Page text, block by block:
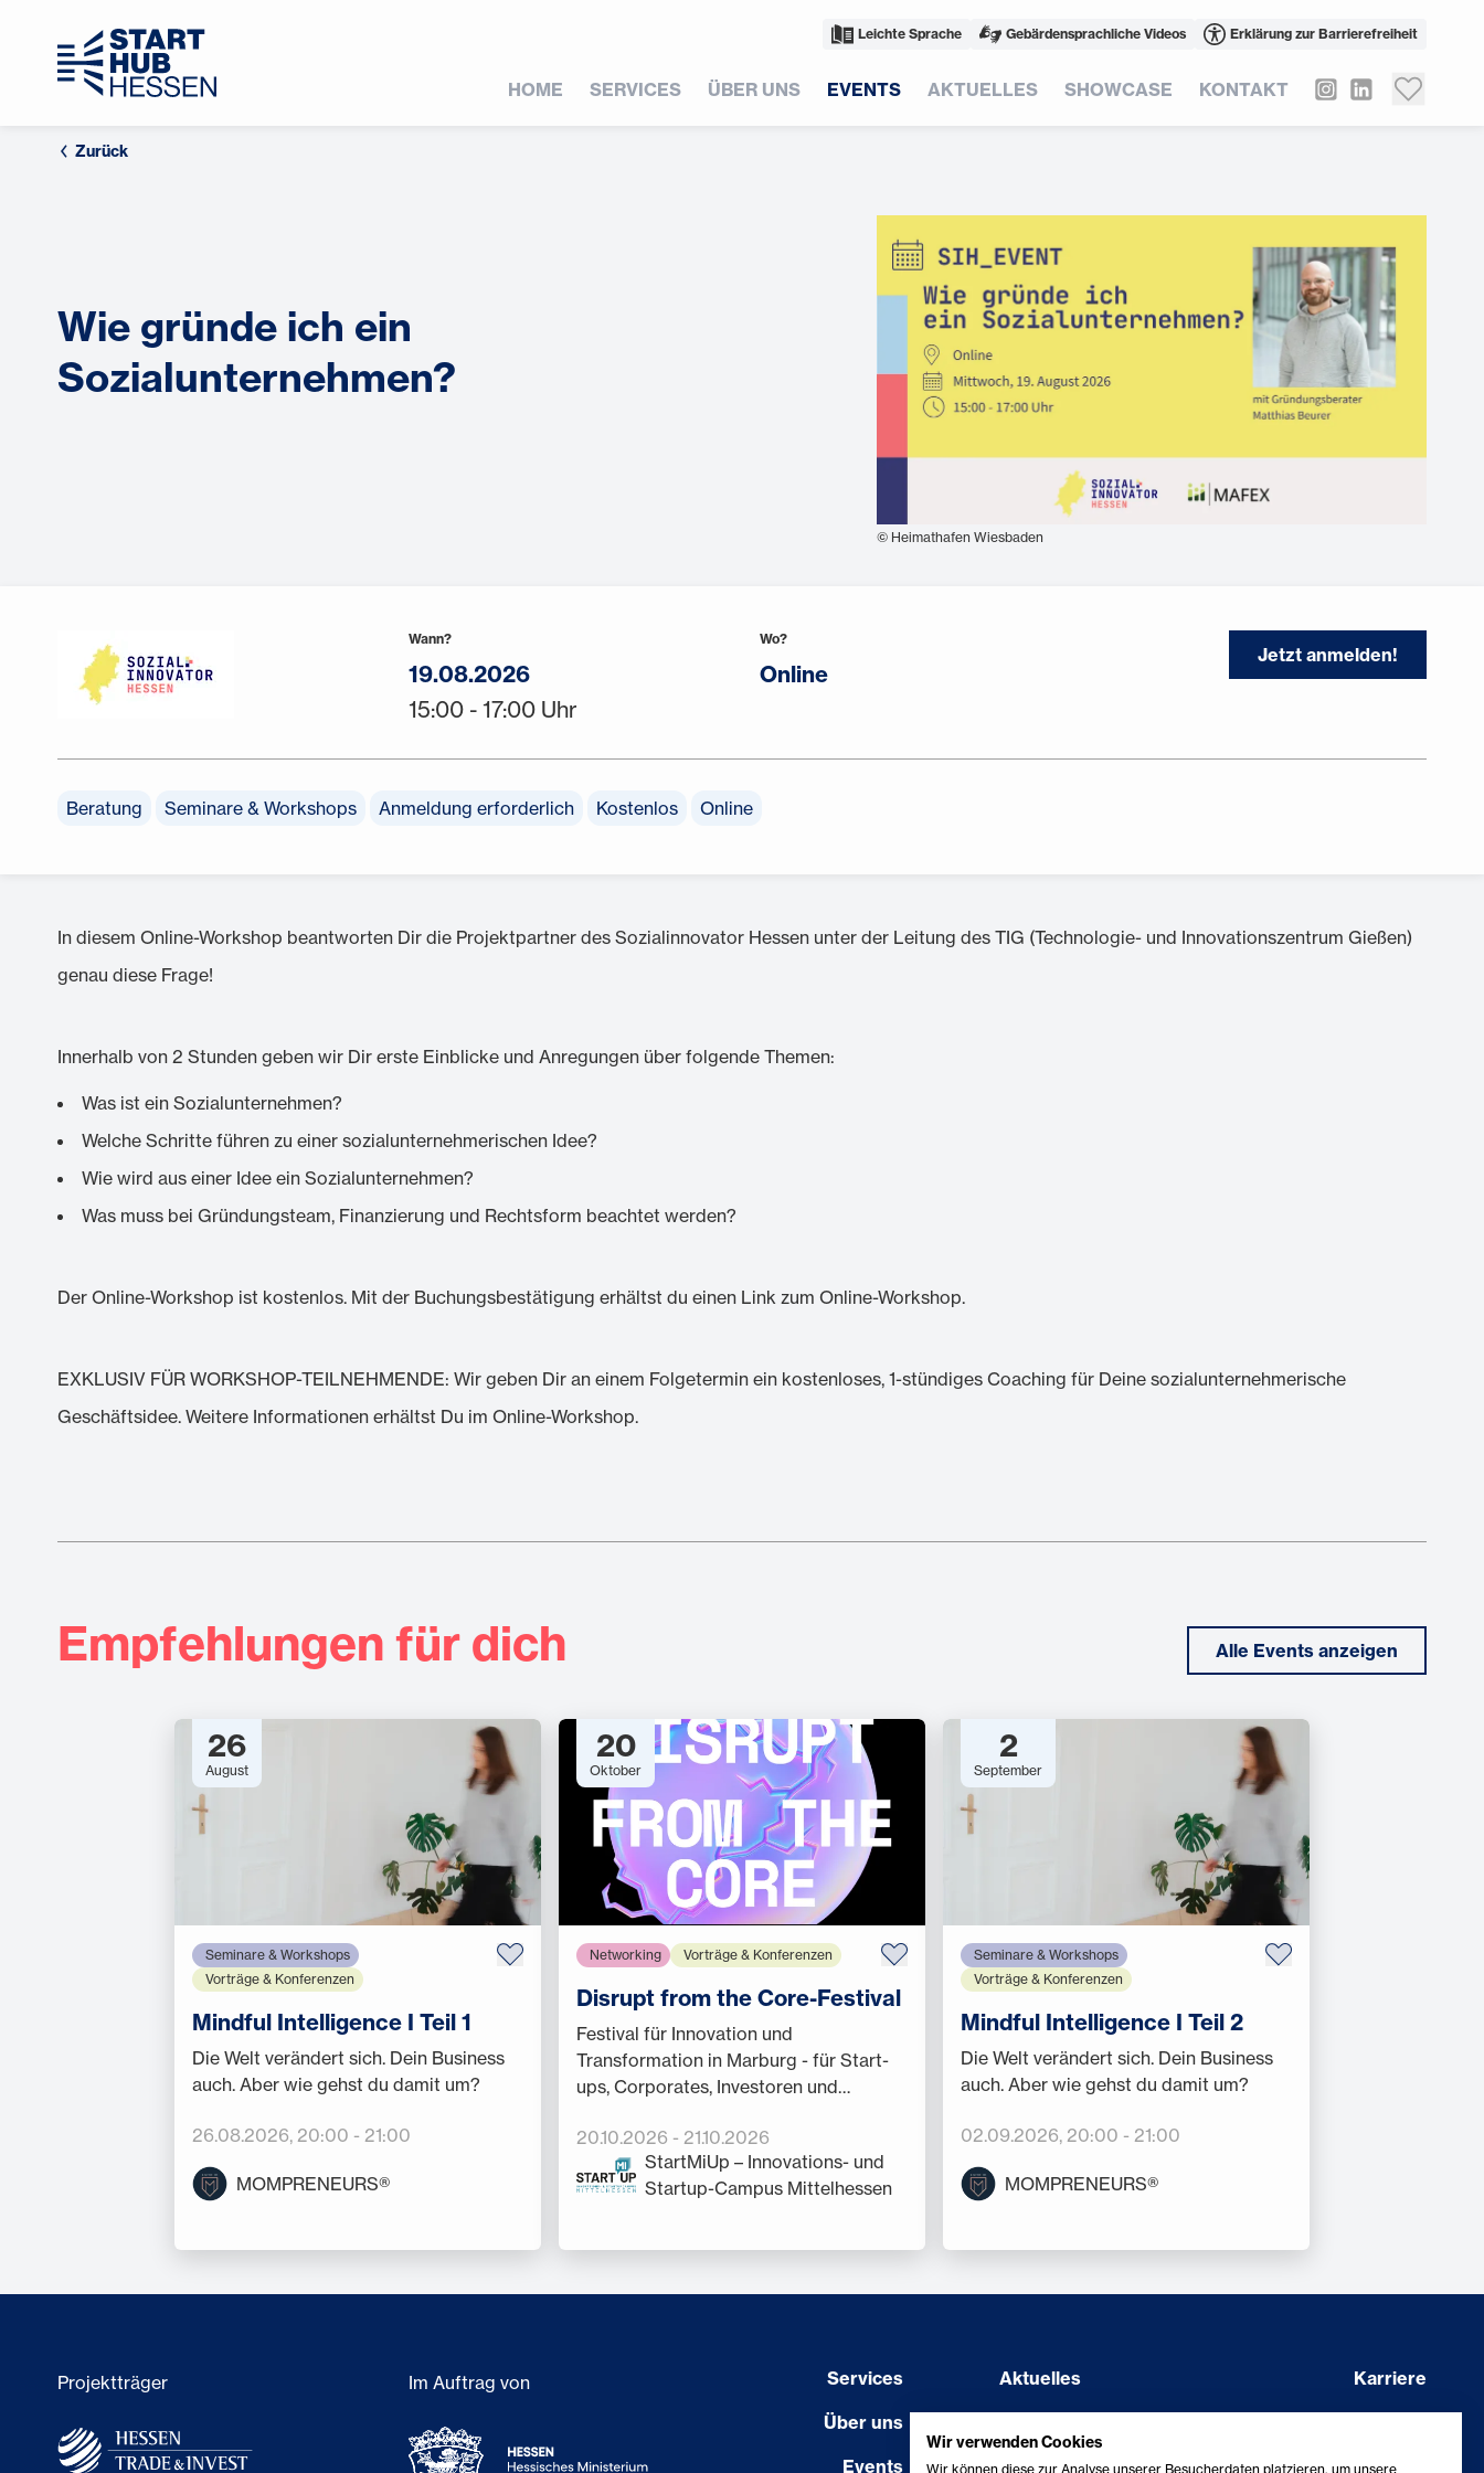
Leichte Sprache Gebärdensprachliche Videos Erklärung zur Barrierefreiheit
HOME SERVICES ÜBER UNS EVENTS AKTUELLES SHOWCASE KONTAKT
Zurück
Wie gründe ich ein
Sozialunternehmen?
© Heimathafen Wiesbaden
Wann?
19.08.2026
15:00 - 17:00 Uhr
Wo?
Online
Jetzt anmelden!
Beratung Seminare & Workshops Anmeldung erforderlich Kostenlos Online
In diesem Online-Workshop beantworten Dir die Projektpartner des Sozialinnovator Hessen unter der Leitung des TIG (Technologie- und Innovationszentrum Gießen)
genau diese Frage!
Innerhalb von 2 Stunden geben wir Dir erste Einblicke und Anregungen über folgende Themen:
Was ist ein Sozialunternehmen?
Welche Schritte führen zu einer sozialunternehmerischen Idee?
Wie wird aus einer Idee ein Sozialunternehmen?
Was muss bei Gründungsteam, Finanzierung und Rechtsform beachtet werden?
Der Online-Workshop ist kostenlos. Mit der Buchungsbestätigung erhältst du einen Link zum Online-Workshop.
EXKLUSIV FÜR WORKSHOP-TEILNEHMENDE: Wir geben Dir an einem Folgetermin ein kostenloses, 1-stündiges Coaching für Deine sozialunternehmerische
Geschäftsidee. Weitere Informationen erhältst Du im Online-Workshop.
Empfehlungen für dich Alle Events anzeigen
26
August
Seminare & Workshops
Vorträge & Konferenzen
Mindful Intelligence I Teil 1
Die Welt verändert sich. Dein Business
auch. Aber wie gehst du damit um?
26.08.2026, 20:00 - 21:00
MOMPRENEURS®
20
Oktober
Networking Vorträge & Konferenzen
Disrupt from the Core-Festival
Festival für Innovation und
Transformation in Marburg - für Start-
ups, Corporates, Investoren und
20.10.2026 - 21.10.2026
StartMiUp – Innovations- und
Startup-Campus Mittelhessen
2
September
Seminare & Workshops
Vorträge & Konferenzen
Mindful Intelligence I Teil 2
Die Welt verändert sich. Dein Business
auch. Aber wie gehst du damit um?
02.09.2026, 20:00 - 21:00
MOMPRENEURS®
Projektträger Im Auftrag von Services Aktuelles
Karriere
Über uns
Events
Kontakt Erklärung zur Barrierefreiheit
Wir verwenden Cookies
Wir können diese zur Analyse unserer Besucherdaten platzieren, um unsere